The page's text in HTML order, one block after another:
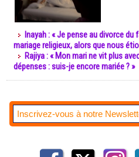
Inayah : « Je pense au divorce
mariage religieux, alors que nous
Rajiya : « Mon mari ne vit plus
dépenses : suis-je encore mariée ? »